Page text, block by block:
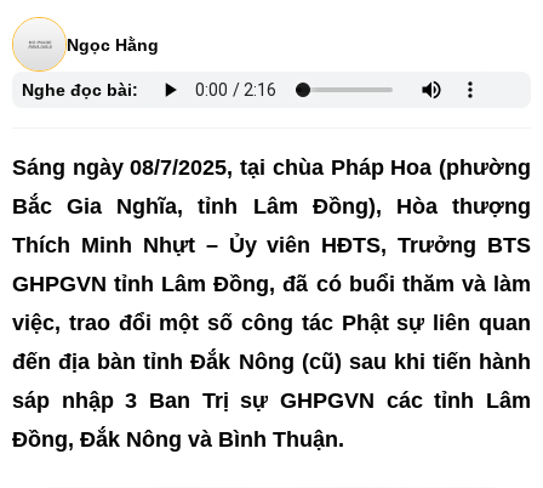
Ngọc Hằng
Nghe đọc bài:
Sáng ngày 08/7/2025, tại chùa Pháp Hoa (phường
Bắc Gia Nghĩa, tỉnh Lâm Đồng), Hòa thượng
Thích Minh Nhựt – Ủy viên HĐTS, Trưởng BTS
GHPGVN tỉnh Lâm Đồng, đã có buổi thăm và làm
việc, trao đổi một số công tác Phật sự liên quan
đến địa bàn tỉnh Đắk Nông (cũ) sau khi tiến hành
sáp nhập 3 Ban Trị sự GHPGVN các tỉnh Lâm
Đồng, Đắk Nông và Bình Thuận.